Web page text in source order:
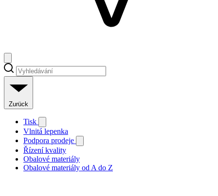
Zurück
Tisk
Vlnitá lepenka
Podpora prodeje
Řízení kvality
Obalové materiály
Obalové materiály od A do Z